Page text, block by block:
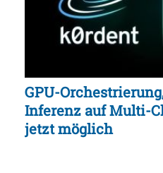
GPU-
Inferenz auf Multi-
jetzt möglich